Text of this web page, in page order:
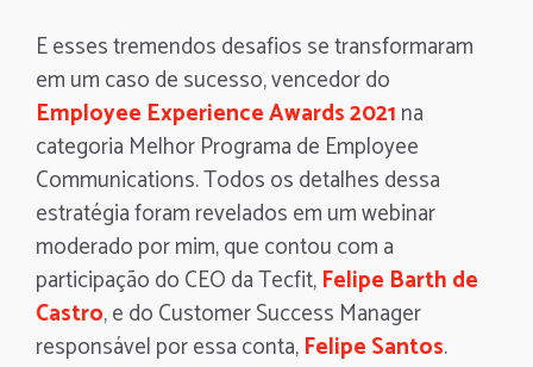
E esses tremendos desafios se transformaram
em um caso de sucesso, vencedor do
Employee Experience Awards 2021na
categoria Melhor Programa de Employee
Communications. Todos os detalhes dessa
estratégia foram revelados em um webinar
moderado por mim, que contou com a
participação do CEO da Tecfit,Felipe Barth de
Castro, e do Customer Success Manager
responsável por essa conta,Felipe Santos.